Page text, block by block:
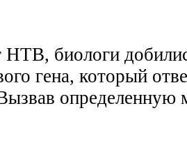
биологи
гена, который
определенную